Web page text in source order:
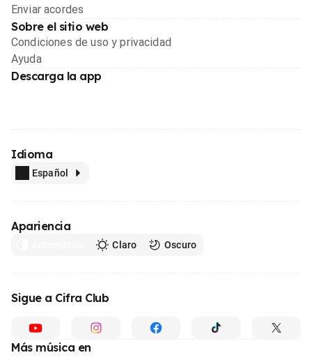
Enviar acordes
Sobre el sitio web
Condiciones de uso y privacidad
Ayuda
Descarga la app
Idioma
Español
Apariencia
Claro Oscuro
Sigue a Cifra Club
Más música en